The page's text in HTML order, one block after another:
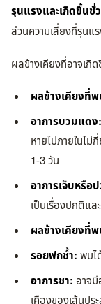
รุนแรงและเกิดขึ้นชั่
ส่วนความเสี่ยงที่รุนแ
ผลข้างเคียงที่อาจเกิ
ผลข้างเคียงที่
อาการบวมแดง:
หายไปภายในไม่
1-3 วัน
อาการเจ็บหรือ
เป็นเรื่องปกติแล
ผลข้างเคียงที่
รอยฟกช้ำ: พบไ
อาการชา: อาจมี
เคืองของเส้นปร